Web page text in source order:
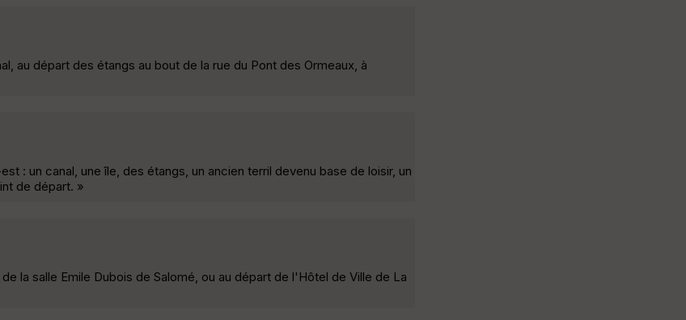
au départ des étangs au bout de la rue du Pont des Ormeaux, à
: un canal, une île, des étangs, un ancien terril devenu base de loisir, un
de départ. »
la salle Emile Dubois de Salomé, ou au départ de l'Hôtel de Ville de La